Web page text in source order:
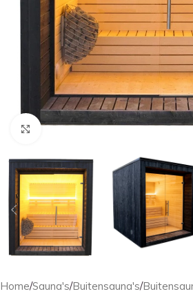
Klik om te vergroten
Home/Sauna's/Buitensauna's/